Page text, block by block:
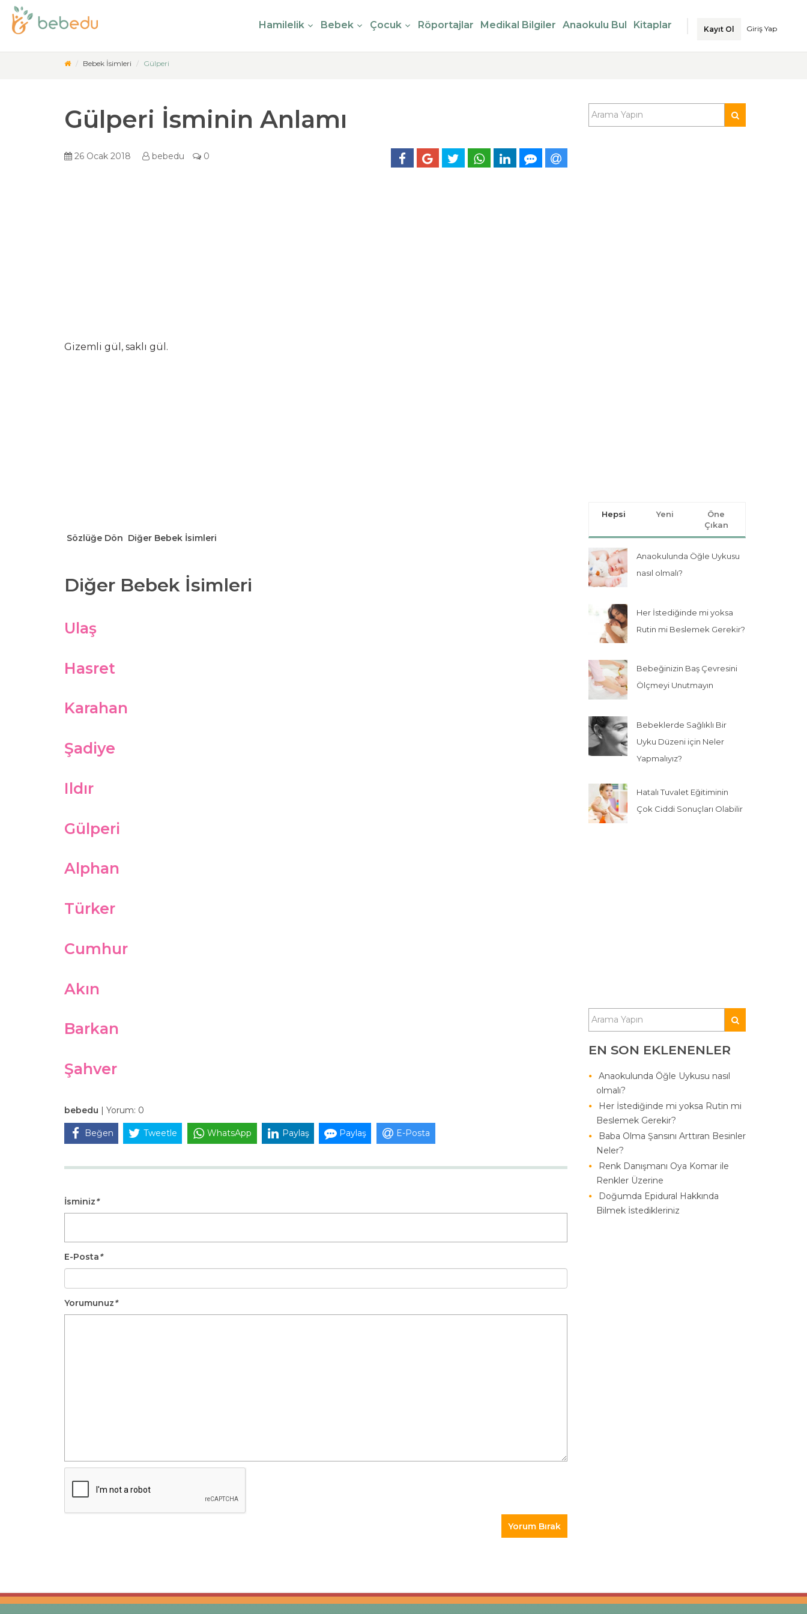
Hamilelik Bebek Çocuk Röportajlar Medikal Bilgiler Anaokulu Bul Kitaplar Kayıt Ol Giriş Yap
Bebek İsimleri Gülperi
Gülperi İsminin Anlamı
26 Ocak 2018 bebedu 0
Gizemli gül, saklı gül.
Sözlüğe Dön Diğer Bebek İsimleri
Diğer Bebek İsimleri
Ulaş
Hasret
Karahan
Şadiye
Ildır
Gülperi
Alphan
Türker
Cumhur
Akın
Barkan
Şahver
bebedu | Yorum: 0
Beğen Tweetle WhatsApp Paylaş Paylaş E-Posta
İsminiz*
E-Posta*
Yorumunuz*
Hepsi Yeni
Öne
Çıkan
Anaokulunda Öğle Uykusu
nasıl olmalı?
Her İstediğinde mi yoksa
Rutin mi Beslemek Gerekir?
Bebeğinizin Baş Çevresini
Ölçmeyi Unutmayın
Bebeklerde Sağlıklı Bir
Uyku Düzeni için Neler
Yapmalıyız?
Hatalı Tuvalet Eğitiminin
Çok Ciddi Sonuçları Olabilir
EN SON EKLENENLER
Anaokulunda Öğle Uykusu nasıl
olmalı?
Her İstediğinde mi yoksa Rutin mi
Beslemek Gerekir?
Baba Olma Şansını Arttıran Besinler
Neler?
Renk Danışmanı Oya Komar ile
Renkler Üzerine
Doğumda Epidural Hakkında
Bilmek İstedikleriniz